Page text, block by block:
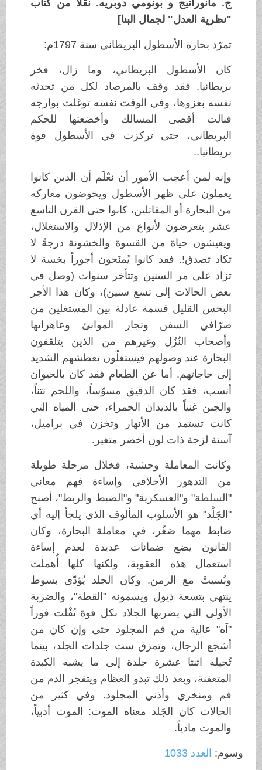
ج. مانورانيج و بونومي دوبريه. نقلاً من كتاب
"نظرية العدل" لجمال البنا]
تمرّد بحارة الأسطول البريطاني سنة 1797م:
كان الأسطول البريطاني، وما زال، فخر
بريطانيا. فقد وقف بالمرصاد لكل من تحدثه
نفسه بغزوها، وفي الوقت نفسه توغلت بوارجه
فنالت أقصى المسالك وأخضعتها للحكم
البريطاني، حتى تركزت في الأسطول قوة
بريطانيا..
وإنه لمن أعجب الأمور أن نعْلَم أن الذين كانوا
يعملون على ظهر الأسطول ويخوضون معاركه
من البحارة أو المقاتلين، كانوا حتى القرن التاسع
عشر يتعرضون لأنواع من الإذلال والاستغلال،
ويعيشون حياة من القسوة والخشونة درجةً لا
تكاد تصدق!. فقد كانوا يُمنَحون أجوراً بخسة لا
تزاد على مر السنين وتتأخر سنوات (وصل في
بعض الحالات إلى تسع سنين)، وكان هذا الأجر
البخس القليل قسمة عادلة بين المستغلين من
صرّافي السفن وتجار الموانئ وعاهراتها
وأصحاب النُزُل وغيرهم من الذين يتلقفون
البحارة عند وصولهم فيستغلّون تعطشهم الشديد
إلى حاجاتهم. أما عن الطعام فقد كان بالحيوان
أنسب، فقد كان الدقيق مسوّساً، واللحم نتناً،
والجبن غنياً بالديدان الحمراء، حتى المياه التي
كانت تستمد من الأنهار وتخزن في براميل،
آسنة لزجة ذات لون أخضر متغير.
وكانت المعاملة وحشية، فخلال مرحلة طويلة
من التدهور الأخلاقي وإساءة فهم معاني
"السلطة" و"العسكرية" و"الضبط والربط"، أصبح
"الجَلْد" هو الأسلوب المألوف الذي يلجأ إليه أي
ضابط مهما صَغُر، في معاملة البحارة، وكان
القانون يضع ضمانات عديدة لعدم إساءة
استعمال هذه العقوبة، ولكنها كلها أُهملت
ونُسيتْ مع الزمن. وكان الجلد يُؤدّى بسوط
ينتهي بتسعة ذيول ويسمونه "القطة"، والضربة
الأولى التي يضربها الجلاد بكل قوة تُفْلت فوراً
"آه" عالية من فم المجلود حتى وإن كان من
أشجع الرجال، وتمزق ست جلدات الجلد، بينما
تُحيله اثنتا عشرة جلدة إلى ما يشبه الكبدة
المتعفنة، وبعد ذلك تبدو العظام ويتفجر الدم من
فم ومنخري وأذني المجلود. وفي كثير من
الحالات كان الجَلد معناه الموت: الموت أدبياً،
والموت مادياً.
وسوم:العدد 1033